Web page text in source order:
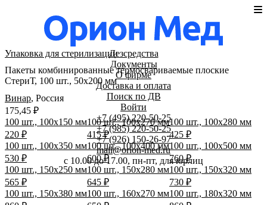
Дезсредства
Документы
О фирме
Доставка и оплата
Поиск по ДВ
Войти
+7 (495) 220-50-25
+7 (985) 220-50-25
+7 (926) 150-26-97
mail@orion-med.ru
c 10.00 до 17.00, пн-пт, для юрлиц
Упаковка для стерилизации
Пакеты комбинированные термосвариваемые плоские
СтериТ, 100 шт., 50x200 мм
Винар, Россия
100 шт., 100x150 мм
220 ₽
100 шт., 100x270 мм
415 ₽
100 шт., 100x280 мм
425 ₽
100 шт., 100x350 мм
530 ₽
100 шт., 100x400 мм
600 ₽
100 шт., 100x500 мм
760 ₽
100 шт., 150x250 мм
565 ₽
100 шт., 150x280 мм
645 ₽
100 шт., 150x320 мм
730 ₽
100 шт., 150x380 мм100 шт., 160x270 мм100 шт., 180x320 мм
175,45 ₽